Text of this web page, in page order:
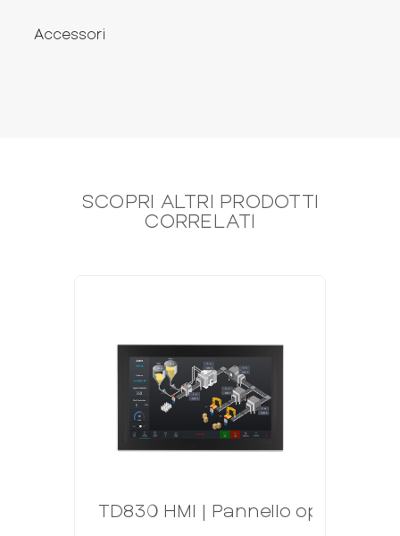
Accessori
SCOPRI ALTRI PRODOTTI
CORRELATI
TD830 HMI | Pannello operatore